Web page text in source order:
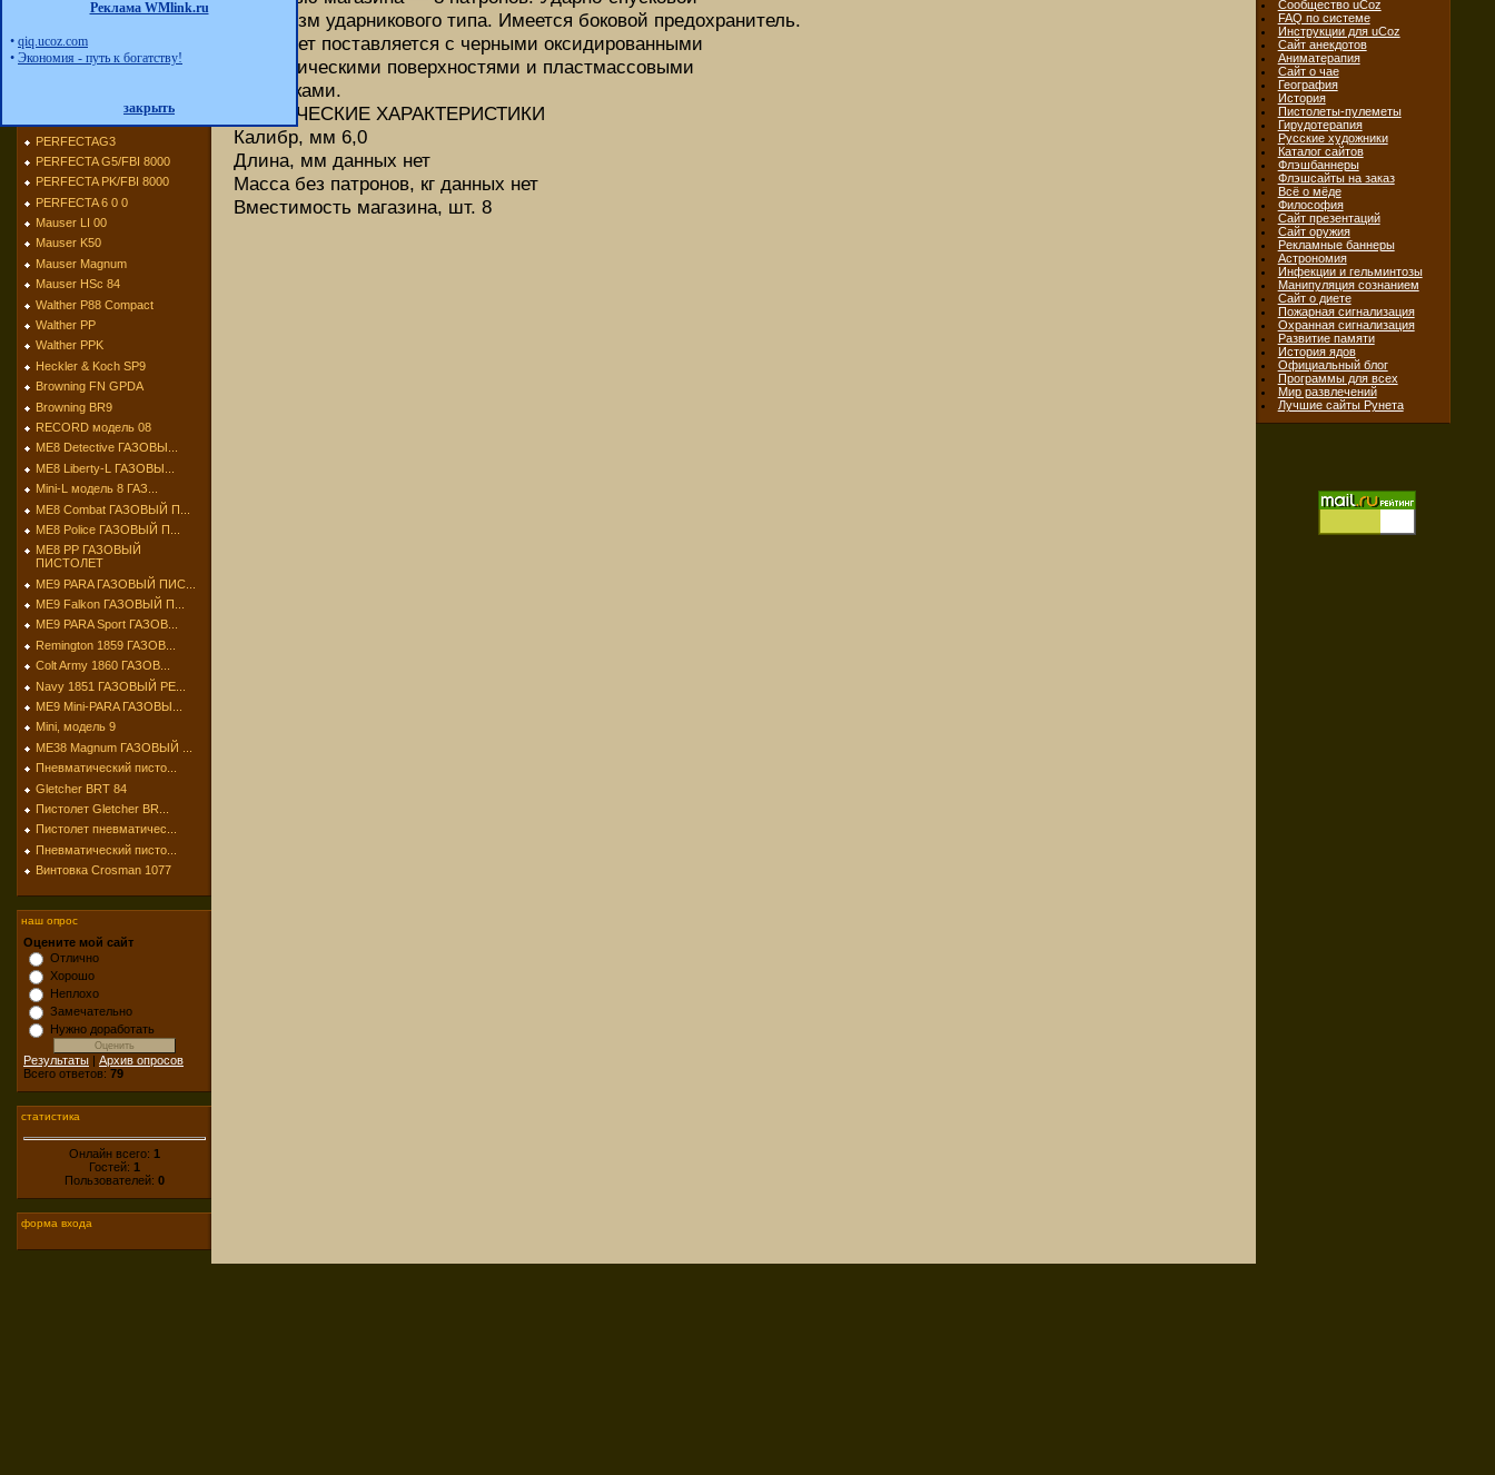
UMAREX Python
UMAREX 302
UMAREX Brigadier ГАЗ...
PERFECTA G ГАЗОВЫЙ П...
PERFECTAG3
PERFECTA G5/FBI 8000
PERFECTA PK/FBI 8000
PERFECTA 6 0 0
Mauser LI 00
Mauser K50
Mauser Magnum
Mauser HSc 84
Walther P88 Compact
Walther PP
Walther PPK
Heckler & Koch SP9
Browning FN GPDA
Browning BR9
RECORD модель 08
МЕ8 Detective ГАЗОВЫ...
МЕ8 Liberty-L ГАЗОВЫ...
Mini-L модель 8 ГАЗ...
МЕ8 Combat ГАЗОВЫЙ П...
МЕ8 Police ГАЗОВЫЙ П...
МЕ8 РР ГАЗОВЫЙ
ПИСТОЛЕТ
МЕ9 PARA ГАЗОВЫЙ ПИС...
МЕ9 Falkon ГАЗОВЫЙ П...
МЕ9 PARA Sport ГАЗОВ...
Remington 1859 ГАЗОВ...
Colt Army 1860 ГАЗОВ...
Navy 1851 ГАЗОВЫЙ РЕ...
МЕ9 Mini-PARA ГАЗОВЫ...
Mini, модель 9
МЕ38 Magnum ГАЗОВЫЙ ...
Пневматический писто...
Gletcher BRT 84
Пистолет Gletcher BR...
Пистолет пневматичес...
Пневматический писто...
Винтовка Crosman 1077
Реклама WMlink.ru
• qiq.ucoz.com
• Экономия - путь к богатству!
закрыть
наш опрос
Оцените мой сайт
Отлично
Хорошо
Неплохо
Замечательно
Нужно доработать
Результаты | Архив опросов
Всего ответов: 79
статистика
Онлайн всего: 1
Гостей: 1
Пользователей: 0
форма входа
механизм ударникового типа. Имеется боковой предохранитель.
Пистолет поставляется с черными оксидированными
металлическими поверхностями и пластмассовыми
накладками.
ТЕХНИЧЕСКИЕ ХАРАКТЕРИСТИКИ
Калибр, мм 6,0
Длина, мм данных нет
Масса без патронов, кг данных нет
Вместимость магазина, шт. 8
Сообщество uCoz
FAQ по системе
Инструкции для uCoz
Сайт анекдотов
Аниматерапия
Сайт о чае
География
История
Пистолеты-пулеметы
Гирудотерапия
Русские художники
Каталог сайтов
Флэшбаннеры
Флэшсайты на заказ
Всё о мёде
Философия
Сайт презентаций
Сайт оружия
Рекламные баннеры
Астрономия
Инфекции и гельминтозы
Манипуляция сознанием
Сайт о диете
Пожарная сигнализация
Охранная сигнализация
Развитие памяти
История ядов
Официальный блог
Программы для всех
Мир развлечений
Лучшие сайты Рунета